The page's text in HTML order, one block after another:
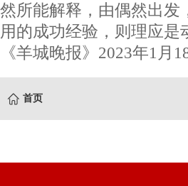
然所能解释，由偶然出发
用的成功经验，则理应
《羊城晚报》2023年1月
首页